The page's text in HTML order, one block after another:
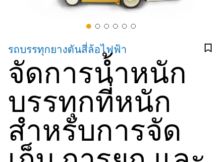
รถบรรทุกยางตันสี่ล้อไฟฟ้า
จัดการน้ำหนัก
บรรทุกที่หนัก
สำหรับการจัด